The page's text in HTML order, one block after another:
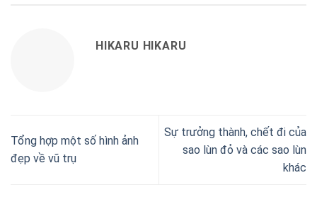
HIKARU HIKARU
Tổng hợp một số hình ảnh
đẹp về vũ trụ
Sự trưởng thành, chết đi của
sao lùn đỏ và các sao lùn
khác